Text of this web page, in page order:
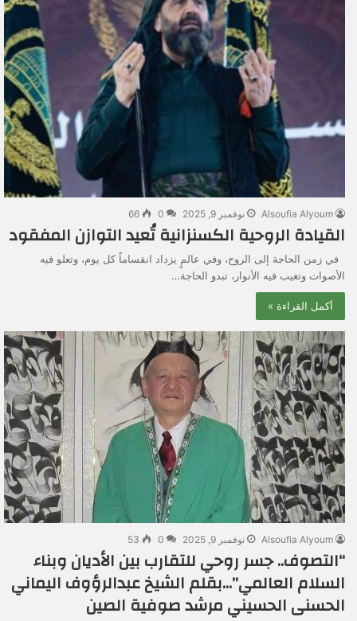
Alsoufia Alyoum نوفمبر 9, 2025 0
66
القيادة الروحية الكسنزانية تُعيد التوازن المفقود
في زمن الحاجة إلى الروح، وفي عالمٍ يزداد انقساماً كل يوم، وتعلو فيه
الأصوات وتغيب فيه الأنوار، تبدو الحاجة…
أكمل القراءة »
Alsoufia Alyoum نوفمبر 9, 2025 0
53
“التصوف.. جسر روحي للتقارب بين الأديان وبناء
السلام العالمي”…بقلم الشيخ عبدالرؤوف اليماني
الحسنى الحسيني مرشد صوفية الصين